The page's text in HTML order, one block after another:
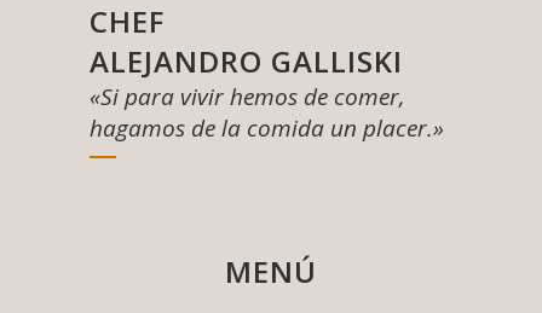
CHEF
ALEJANDRO GALLISKI
«Si para vivir hemos de comer,
hagamos de la comida un placer.»
MENÚ